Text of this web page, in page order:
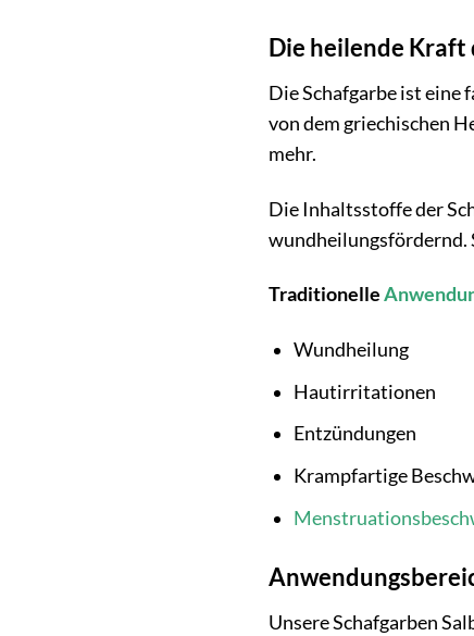
Die heilende Kraft
Die Schafgarbe ist eine
von dem griechischen
mehr.
Die Inhaltsstoffe der
wundheilungsfördernd.
Traditionelle
Wundheilung
Hautirritationen
Entzündungen
Krampfartige
Unsere Schafgarben